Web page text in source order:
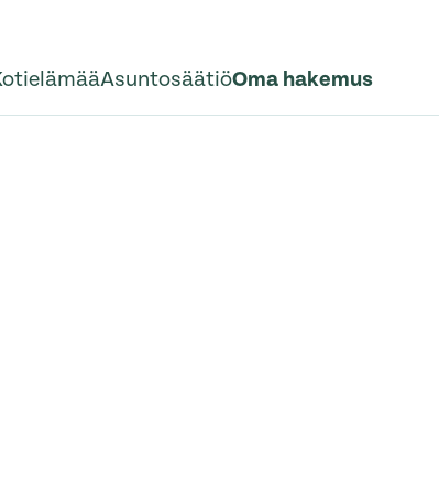
AsuntosäätiöOma hakemus